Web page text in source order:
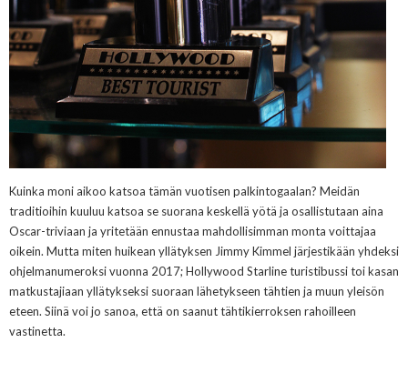
Kuinka moni aikoo katsoa tämän vuotisen palkintogaalan? Meidän
traditioihin kuuluu katsoa se suorana keskellä yötä ja osallistutaan aina
Oscar-triviaan ja yritetään ennustaa mahdollisimman monta voittajaa
oikein. Mutta miten huikean yllätyksen Jimmy Kimmel järjestikään yhdeksi
ohjelmanumeroksi vuonna 2017; Hollywood Starline turistibussi toi kasan
matkustajiaan yllätykseksi suoraan lähetykseen tähtien ja muun yleisön
eteen. Siinä voi jo sanoa, että on saanut tähtikierroksen rahoilleen
vastinetta.